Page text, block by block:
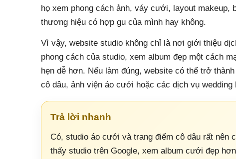
họ xem phong cách ảnh, váy cưới, layout makeup,
thương hiệu có hợp gu của mình hay không.
Vì vậy, website studio không chỉ là nơi giới thiệu
phong cách của studio, xem album đẹp một cách
hẹn dễ hơn. Nếu làm đúng, website có thể trở
cô dâu, ảnh viện áo cưới hoặc các dịch vụ wedding
Trả lời nhanh
Có, studio áo cưới và trang điểm cô dâu rất nên
thấy studio trên Google, xem album cưới đẹp